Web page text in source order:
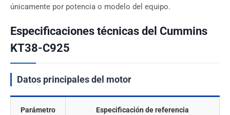
únicamente por potencia o modelo del equipo.
Especificaciones técnicas del Cummins
KT38-C925
Datos principales del motor
Parámetro Especificación de referencia